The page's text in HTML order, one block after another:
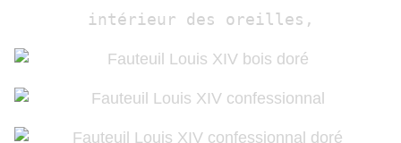
intérieur des oreilles,